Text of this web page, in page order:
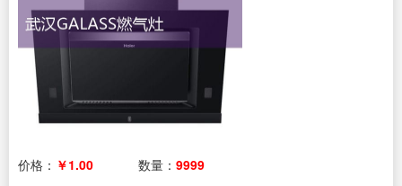
价格： ￥1.00 数量： 9999